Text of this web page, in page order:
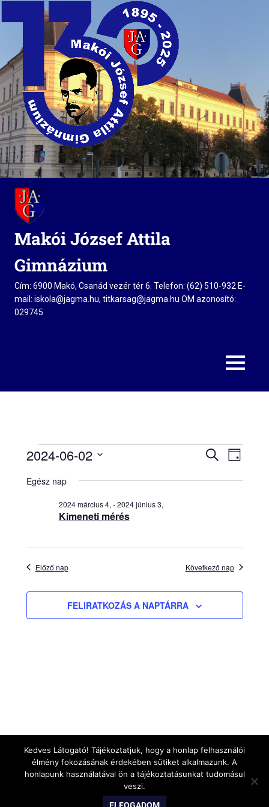
Skip
content
Makói József Attila
Gimnázium
Cím: 6900 Makó, Csanád vezér tér 6. Telefon: (62) 510-932 E-
mail: iskola@jagma.hu, titkarsag@jagma.hu OM azonosító:
029745
MENU
Események
for
2024
június
2,
KERESETT
KIFEJEZÉS
nézet
NAP
2024-06-02
kiválasztása.
Egész nap
Kimeneti mérés
2024 március 4, -2024 június 3,
Előző nap Következő nap
FELIRATKOZÁS A NAPTÁRRA
WordPress Theme: Gridbox by ThemeZee.
Kedves Látogató! Tájékoztatjuk, hogy a honlap felhasználói
élmény fokozásának érdekében sütiket alkalmazunk. A
honlapunk használatával ön a tájékoztatásunkat tudomásul
veszi.